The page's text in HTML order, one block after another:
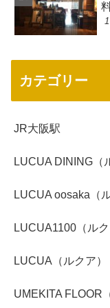
カテゴリー
JR大阪駅
LUCUA DINING（
LUCUA oosaka（
LUCUA1100（ルク
LUCUA（ルクア）
UMEKITA FLOOR